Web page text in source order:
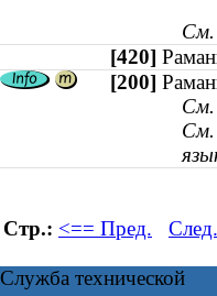
См.
[420]
[200]
См.
Стр.: <== Пред.
Служба технической